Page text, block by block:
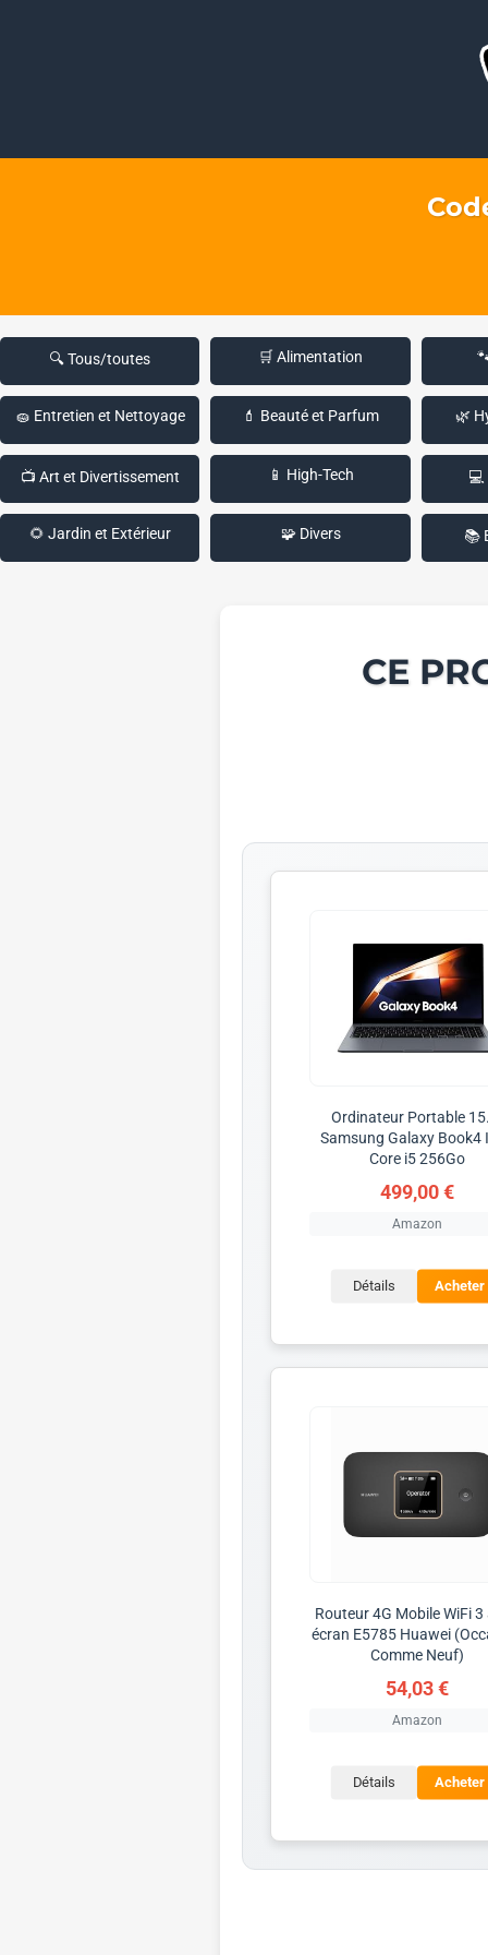
🔍 Tous/toutes 🛒 Alimentation
🧽 Entretien et Nettoyage 💄 Beauté et Parfum 🌿
📺 Art et Divertissement 📱 High-Tech 💻
🌻 Jardin et Extérieur 🧩 Divers 📚
CE
Ordinateur Portable
Samsung Galaxy Book4
Core i5 256Go
499,00 €
Amazon
Détails Acheter
Routeur 4G Mobile WiFi 3
écran E5785 Huawei
Comme Neuf)
54,03 €
Amazon
Détails Acheter